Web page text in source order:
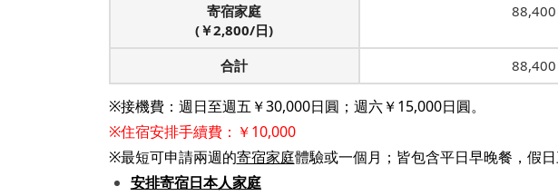
寄宿家庭
(￥2,800/日)
88,400
合計 88,400
※接機費：週日至週五￥30,000日圓；週六￥15,000日圓。
※住宿安排手續費：￥10,000
※最短可申請兩週的寄宿家庭體驗或一個月；皆包含平日早晚餐，假日
安排寄宿日本人家庭